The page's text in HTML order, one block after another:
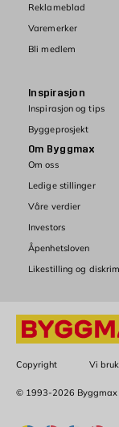
Reklameblad
Varemerker
Bli medlem
Inspirasjon
Inspirasjon og tips
Byggeprosjekt
Om Byggmax
Om oss
Ledige stillinger
Våre verdier
Investors
Åpenhetsloven
Likestilling og
Copyright Vi
© 1993-2026 Byggmax